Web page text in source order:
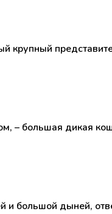
– большая дикая
большой дыней,